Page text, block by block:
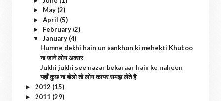
► May (2)
► April (5)
► February (2)
▼ January (4)
Humne dekhi hain un aankhon ki mehekti Khuboo
ना जाने लोग अक्सर
Jukhi jukhi see nazar bekaraar hain ke naheen
यहाँ कुछ ना बोलो तो लोग कायर समझ लेते है
► 2012 (15)
► 2011 (29)